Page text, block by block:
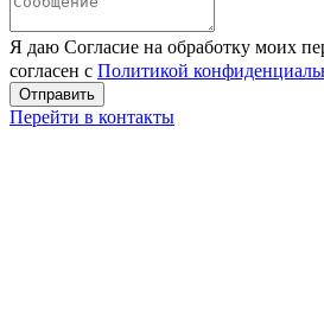
Я даю Согласие на обработку моих
согласен с Политикой
Перейти в контакты